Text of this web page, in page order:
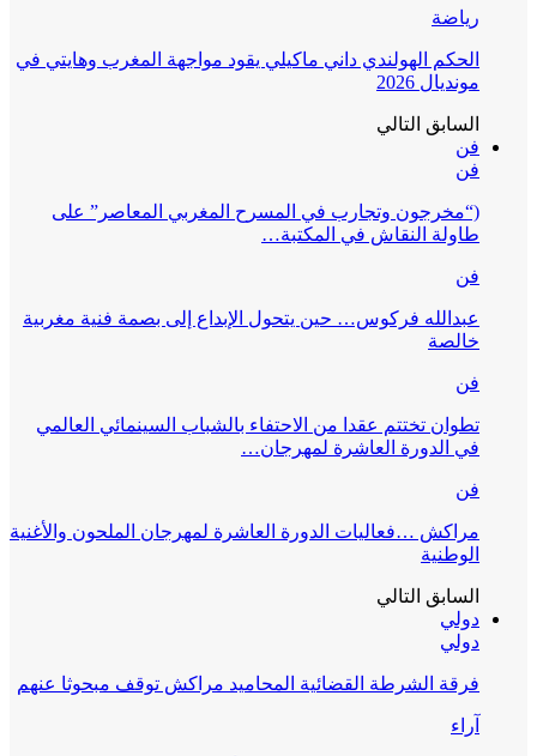
الحكم الهولندي داني ماكيلي يقود مواجهة المغرب وهايتي في
مونديال 2026
السابقالتالي
(“مخرجون وتجارب في المسرح المغربي المعاصر” على
طاولة النقاش في المكتبة…
عبدالله فركوس… حين يتحول الإبداع إلى بصمة فنية مغربية
خالصة
تطوان تختتم عقدا من الاحتفاء بالشباب السينمائي العالمي
في الدورة العاشرة لمهرجان…
مراكش …فعاليات الدورة العاشرة لمهرجان الملحون والأغنية
الوطنية
السابقالتالي
دولي
فرقة الشرطة القضائية المحاميد مراكش توقف مبحوثا عنهم